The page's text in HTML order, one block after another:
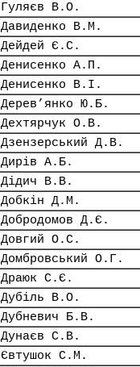
Гуляєв В.О.
Давиденко В.М.
Дейдей Є.С.
Денисенко А.П.
Денисенко В.І.
Дерев’янко Ю.Б.
Дехтярчук О.В.
Дзензерський Д.В.
Дирів А.Б.
Дідич В.В.
Добкін Д.М.
Добродомов Д.Є.
Довгий О.С.
Домбровський О.Г.
Драюк С.Є.
Дубіль В.О.
Дубневич Б.В.
Дунаєв С.В.
Євтушок С.М.